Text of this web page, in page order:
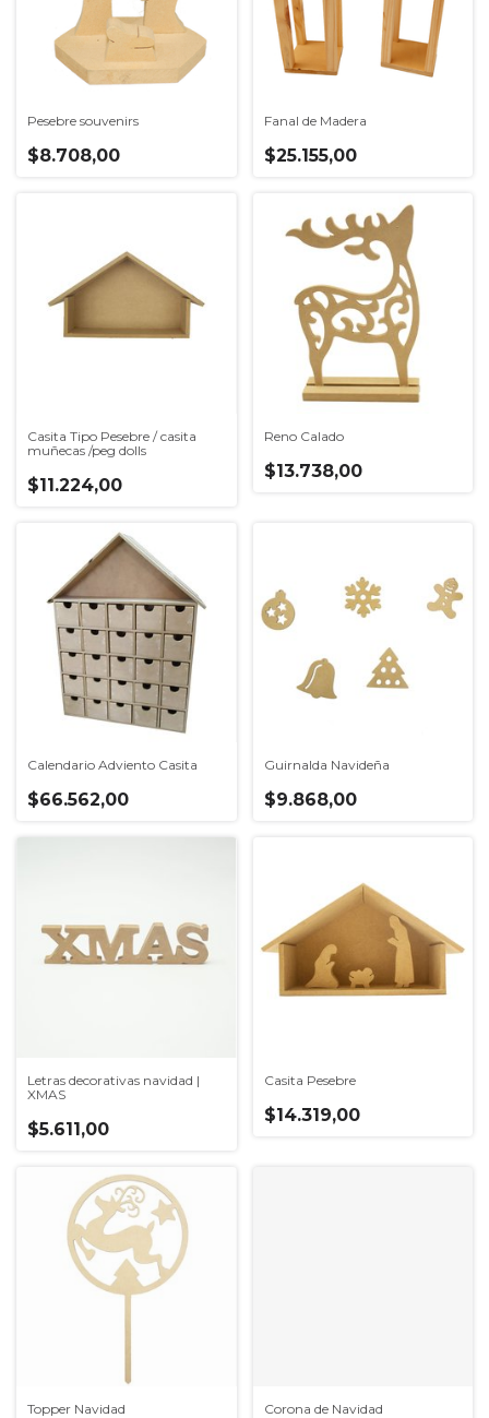
Pesebre souvenirs
$8.708,00
Fanal de Madera
$25.155,00
Casita Tipo Pesebre / casita
muñecas /peg dolls
$11.224,00
Reno Calado
$13.738,00
Calendario Adviento Casita
$66.562,00
Guirnalda Navideña
$9.868,00
Letras decorativas navidad |
XMAS
$5.611,00
Casita Pesebre
$14.319,00
Topper Navidad Corona de Navidad